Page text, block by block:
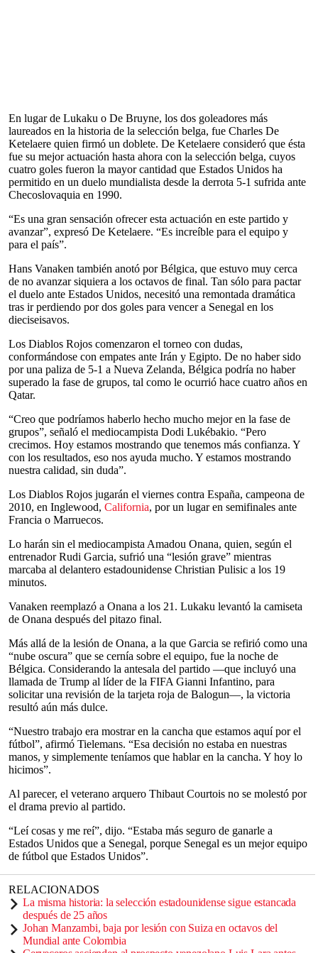
En lugar de Lukaku o De Bruyne, los dos goleadores más
laureados en la historia de la selección belga, fue Charles De
Ketelaere quien firmó un doblete. De Ketelaere consideró que ésta
fue su mejor actuación hasta ahora con la selección belga, cuyos
cuatro goles fueron la mayor cantidad que Estados Unidos ha
permitido en un duelo mundialista desde la derrota 5-1 sufrida ante
Checoslovaquia en 1990.
“Es una gran sensación ofrecer esta actuación en este partido y
avanzar”, expresó De Ketelaere. “Es increíble para el equipo y
para el país”.
Hans Vanaken también anotó por Bélgica, que estuvo muy cerca
de no avanzar siquiera a los octavos de final. Tan sólo para pactar
el duelo ante Estados Unidos, necesitó una remontada dramática
tras ir perdiendo por dos goles para vencer a Senegal en los
dieciseisavos.
Los Diablos Rojos comenzaron el torneo con dudas,
conformándose con empates ante Irán y Egipto. De no haber sido
por una paliza de 5-1 a Nueva Zelanda, Bélgica podría no haber
superado la fase de grupos, tal como le ocurrió hace cuatro años en
Qatar.
“Creo que podríamos haberlo hecho mucho mejor en la fase de
grupos”, señaló el mediocampista Dodi Lukébakio. “Pero
crecimos. Hoy estamos mostrando que tenemos más confianza. Y
con los resultados, eso nos ayuda mucho. Y estamos mostrando
nuestra calidad, sin duda”.
Los Diablos Rojos jugarán el viernes contra España, campeona de
2010, en Inglewood, California, por un lugar en semifinales ante
Francia o Marruecos.
Lo harán sin el mediocampista Amadou Onana, quien, según el
entrenador Rudi Garcia, sufrió una “lesión grave” mientras
marcaba al delantero estadounidense Christian Pulisic a los 19
minutos.
Vanaken reemplazó a Onana a los 21. Lukaku levantó la camiseta
de Onana después del pitazo final.
Más allá de la lesión de Onana, a la que Garcia se refirió como una
“nube oscura” que se cernía sobre el equipo, fue la noche de
Bélgica. Considerando la antesala del partido —que incluyó una
llamada de Trump al líder de la FIFA Gianni Infantino, para
solicitar una revisión de la tarjeta roja de Balogun—, la victoria
resultó aún más dulce.
“Nuestro trabajo era mostrar en la cancha que estamos aquí por el
fútbol”, afirmó Tielemans. “Esa decisión no estaba en nuestras
manos, y simplemente teníamos que hablar en la cancha. Y hoy lo
hicimos”.
Al parecer, el veterano arquero Thibaut Courtois no se molestó por
el drama previo al partido.
“Leí cosas y me reí”, dijo. “Estaba más seguro de ganarle a
Estados Unidos que a Senegal, porque Senegal es un mejor equipo
de fútbol que Estados Unidos”.
RELACIONADOS
La misma historia: la selección estadounidense sigue estancada
después de 25 años
Johan Manzambi, baja por lesión con Suiza en octavos del
Mundial ante Colombia